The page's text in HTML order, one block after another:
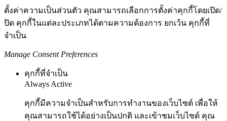
ตั้งค่าความเป็นส่วนตัว คุณสามารถเลือกการตั้งค่าคุกกี้โดยเปิด/
ปิด คุกกี้ในแต่ละประเภทได้ตามความต้องการ ยกเว้น คุกกี้ที่
จำเป็น
Manage Consent Preferences
คุกกี้ที่จำเป็น
Always Active
คุกกี้มีความจำเป็นสำหรับการทำงานของเว็บไซต์ เพื่อให้
คุณสามารถใช้ได้อย่างเป็นปกติ และเข้าชมเว็บไซต์ คุณ